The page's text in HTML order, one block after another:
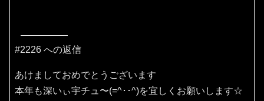
#2226 への返信
あけましておめでとうございます
本年も深いぃ宇チュ〜(=^･･^)を宜しくお願いします☆